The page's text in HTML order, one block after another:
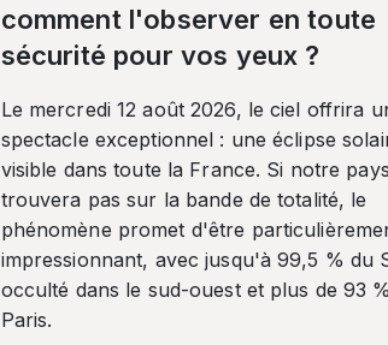
comment l'observer en toute
sécurité pour vos yeux ?
Le mercredi 12 août 2026, le ciel offrira
spectacle exceptionnel : une éclipse
visible dans toute la France. Si notre
trouvera pas sur la bande de totalité, le
phénomène promet d'être
impressionnant, avec jusqu'à 99,5 % du
occulté dans le sud-ouest et plus de 93
Paris.